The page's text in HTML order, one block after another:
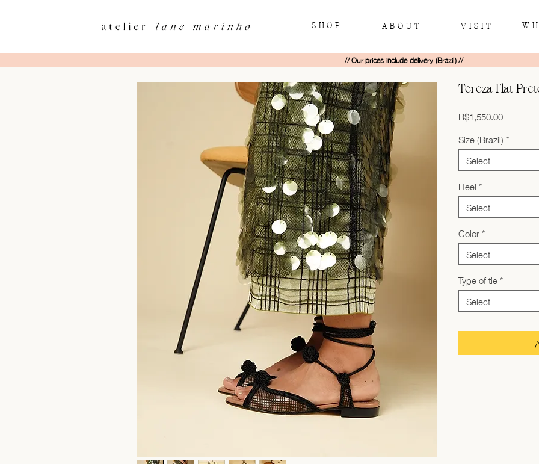
SHOP ABOUT VISIT
// Our prices include delivery (Brazil) //
Tereza Flat
R$1,550.00Price
Size (Brazil)*
Select
Heel*
Select
Color*
Select
Type of tie*
Select